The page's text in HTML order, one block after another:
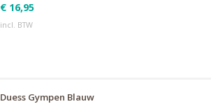
€ 16,95
incl. BTW
Duess Gympen Blauw